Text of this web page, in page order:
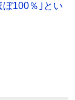
100％｣とい